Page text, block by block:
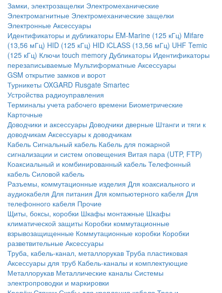
Замки, электрозащелки Электромеханические
Электромагнитные Электромеханические защелки
Электронные Аксессуары
Идентификаторы и дубликаторы EM-Marine (125 кГц) Mifare
(13,56 мГц) HID (125 кГц) HID iCLASS (13,56 мГц) UHF Temic
(125 кГц) Ключи touch memory Дубликаторы Идентификаторы
перезаписываемые Мультиформатные Аксессуары
GSM открытие замков и ворот
Турникеты OXGARD Rusgate Smartec
Устройства радиоуправления
Терминалы учета рабочего времени Биометрические
Карточные
Доводчики и аксессуары Доводчики дверные Штанги и тяги к
доводчикам Аксессуары к доводчикам
Кабель Сигнальный кабель Кабель для пожарной
сигнализации и систем оповещения Витая пара (UTP, FTP)
Коаксиальный и комбинированный кабель Телефонный
кабель Силовой кабель
Разъемы, коммутационные изделия Для коаксиального и
аудиокабеля Для питания Для компьютерного кабеля Для
телефонного кабеля Прочие
Щиты, боксы, коробки Шкафы монтажные Шкафы
климатической защиты Коробки коммутационные
взрывозащищенные Коммутационные коробки Коробки
разветвительные Аксессуары
Труба, кабель-канал, металлорукав Труба пластиковая
Аксессуары для труб Кабель-каналы и комплектующие
Металлорукав Металлические каналы Системы
электропроводки и маркировки